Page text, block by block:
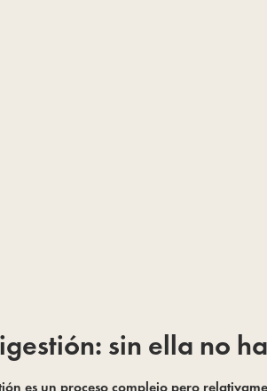
sin ella no
es un proceso complejo pero